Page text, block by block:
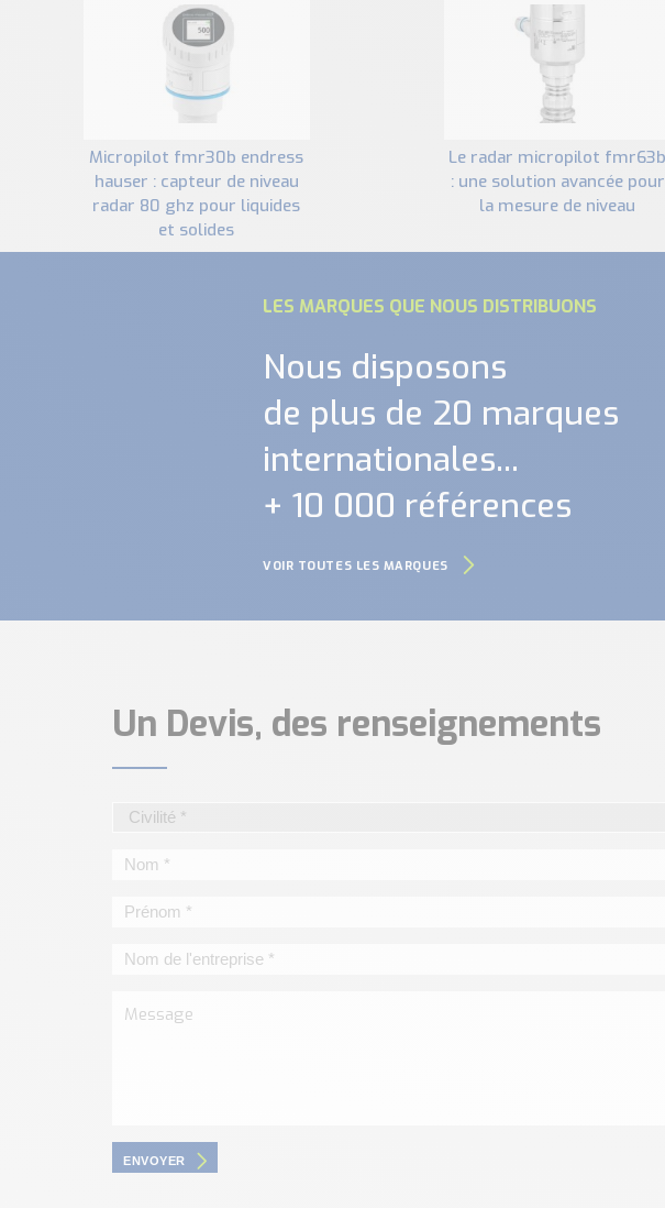
micropilot fmr30b endress
hauser : capteur de niveau
radar 80 ghz pour liquides
et solides
le radar micropilot fmr63b
: une solution avancée pour
la mesure de niveau
LES MARQUES QUE NOUS DISTRIBUONS
Nous disposons
de plus de 20 marques
internationales...
+ 10 000 références
VOIR TOUTES LES MARQUES
Un Devis, des renseignements
ENVOYER